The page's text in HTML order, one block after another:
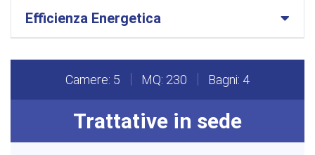
Efficienza Energetica
Camere: 5 MQ: 230 Bagni: 4
Trattative in sede